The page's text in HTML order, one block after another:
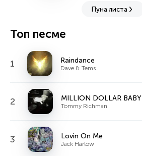
Пуна листа
Топ песме
1 Raindance
Dave & Tems
2 MILLION DOLLAR BABY
Tommy Richman
3 Lovin On Me
Jack Harlow